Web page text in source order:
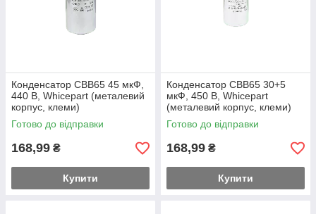
Конденсатор CBB65 45 мкФ,
440 В, Whicepart (металевий
корпус, клеми)
Готово до відправки
168,99 ₴
Купити
Конденсатор CBB65 30+5
мкФ, 450 В, Whicepart
(металевий корпус, клеми)
Готово до відправки
168,99 ₴
Купити